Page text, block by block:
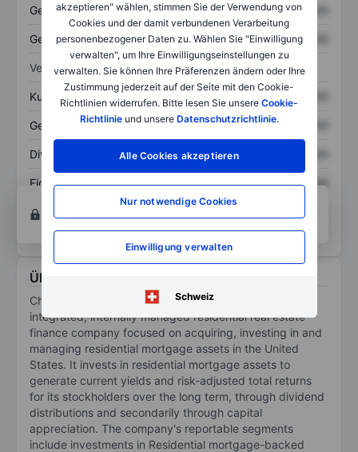
akzeptieren" wählen, stimmen Sie der Verwendung von
Cookies und der damit verbundenen Verarbeitung
personenbezogener Daten zu. Wählen Sie "Einwilligung
verwalten", um Ihre Einwilligungseinstellungen zu
verwalten. Sie können Ihre Präferenzen ändern oder Ihre
Zustimmung jederzeit auf der Seite mit den Cookie-
Richtlinien widerrufen. Bitte lesen Sie unsere Cookie-
Richtlinieund unsere Datenschutzrichtlinie.
Alle Cookies akzeptieren
Nur notwendige Cookies
Einwilligung verwalten
Schweiz
Gesamtvermögen XXXXXXX XXXXXXX
Gesamtschulden XXXXXXX XXXXXXX
Verhältnisse
Kurs/Umsatz XXXXXXX XXXXXXX
Gewinn je Aktie XXXXXXX XXXXXXX
Dividende je Aktie XXXXXXX
Eigenkapitalrendite XXXXXXX
XXXXXXX
Konto eröffnenum Zugriff auf mehr Diagramm-
und Analyse-Tools zu erhalten.
Über Cherry Hill Mortgage Investment Corp.
Cherry Hill Mortgage Investment Corp is a fully
integrated, internally managed residential real estate
finance company focused on acquiring, investing in and
managing residential mortgage assets in the United
States. It invests in residential mortgage assets to
generate current yields and risk-adjusted total returns
for its stockholders over the long term, through dividend
distributions and secondarily through capital
appreciation. The company's reportable segments
include investments in Residential mortgage-backed